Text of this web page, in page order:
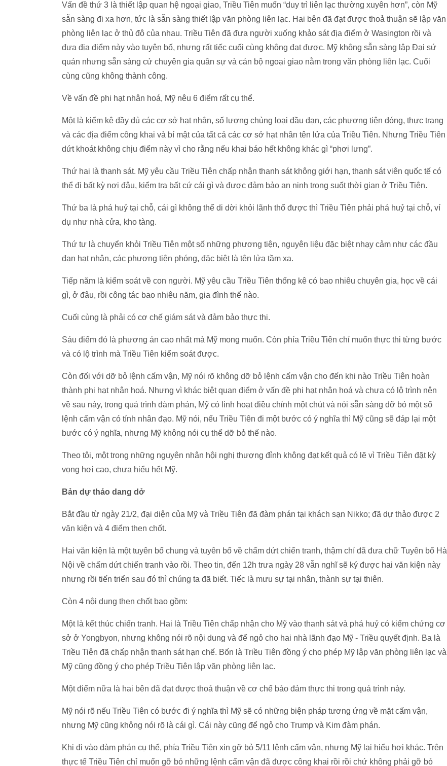
Vấn đề thứ 3 là thiết lập quan hệ ngoại giao, Triều Tiên muốn “duy trì liên lạc thường xuyên hơn”, còn Mỹ
sẵn sàng đi xa hơn, tức là sẵn sàng thiết lập văn phòng liên lạc. Hai bên đã đạt được thoả thuận sẽ lập văn
phòng liên lạc ở thủ đô của nhau. Triều Tiên đã đưa người xuống khảo sát địa điểm ở Wasington rồi và
đưa địa điểm này vào tuyên bố, nhưng rất tiếc cuối cùng không đạt được. Mỹ không sẵn sàng lập Đại sứ
quán nhưng sẵn sàng cử chuyên gia quân sự và cán bộ ngoại giao nằm trong văn phòng liên lạc. Cuối
cùng cũng không thành công.
Về vấn đề phi hạt nhân hoá, Mỹ nêu 6 điểm rất cụ thể.
Một là kiểm kê đầy đủ các cơ sở hạt nhân, số lượng chủng loại đầu đạn, các phương tiện đóng, thực trạng
và các địa điểm công khai và bí mật của tất cả các cơ sở hạt nhân tên lửa của Triều Tiên. Nhưng Triều Tiên
dứt khoát không chịu điểm này vì cho rằng nếu khai báo hết không khác gì “phơi lưng”.
Thứ hai là thanh sát. Mỹ yêu cầu Triều Tiên chấp nhận thanh sát không giới hạn, thanh sát viên quốc tế có
thể đi bất kỳ nơi đâu, kiểm tra bất cứ cái gì và được đảm bảo an ninh trong suốt thời gian ở Triều Tiên.
Thứ ba là phá huỷ tại chỗ, cái gì không thể di dời khỏi lãnh thổ được thì Triều Tiên phải phá huỷ tại chỗ, ví
dụ như nhà cửa, kho tàng.
Thứ tư là chuyển khỏi Triều Tiên một số những phương tiện, nguyên liệu đặc biệt nhạy cảm như các đầu
đạn hạt nhân, các phương tiện phóng, đặc biệt là tên lửa tầm xa.
Tiếp năm là kiểm soát về con người. Mỹ yêu cầu Triều Tiên thống kê có bao nhiêu chuyên gia, học về cái
gì, ở đâu, rồi công tác bao nhiêu năm, gia đình thế nào.
Cuối cùng là phải có cơ chế giám sát và đảm bảo thực thi.
Sáu điểm đó là phương án cao nhất mà Mỹ mong muốn. Còn phía Triều Tiên chỉ muốn thực thi từng bước
và có lộ trình mà Triều Tiên kiểm soát được.
Còn đối với dỡ bỏ lệnh cấm vận, Mỹ nói rõ không dỡ bỏ lệnh cấm vận cho đến khi nào Triều Tiên hoàn
thành phi hạt nhân hoá. Nhưng vì khác biệt quan điểm ở vấn đề phi hạt nhân hoá và chưa có lộ trình nên
về sau này, trong quá trình đàm phán, Mỹ có linh hoạt điều chỉnh một chút và nói sẵn sàng dỡ bỏ một số
lệnh cấm vận có tính nhân đạo. Mỹ nói, nếu Triều Tiên đi một bước có ý nghĩa thì Mỹ cũng sẽ đáp lại một
bước có ý nghĩa, nhưng Mỹ không nói cụ thể dỡ bỏ thế nào.
Theo tôi, một trong những nguyên nhân hội nghị thượng đỉnh không đạt kết quả có lẽ vì Triều Tiên đặt kỳ
vọng hơi cao, chưa hiểu hết Mỹ.
Bản dự thảo dang dở
Bắt đầu từ ngày 21/2, đại diện của Mỹ và Triều Tiên đã đàm phán tại khách sạn Nikko; đã dự thảo được 2
văn kiện và 4 điểm then chốt.
Hai văn kiện là một tuyên bố chung và tuyên bố về chấm dứt chiến tranh, thậm chí đã đưa chữ Tuyên bố Hà
Nội về chấm dứt chiến tranh vào rồi. Theo tin, đến 12h trưa ngày 28 vẫn nghĩ sẽ ký được hai văn kiện này
nhưng rồi tiến triển sau đó thì chúng ta đã biết. Tiếc là mưu sự tại nhân, thành sự tại thiên.
Còn 4 nội dung then chốt bao gồm:
Một là kết thúc chiến tranh. Hai là Triều Tiên chấp nhận cho Mỹ vào thanh sát và phá huỷ có kiểm chứng cơ
sở ở Yongbyon, nhưng không nói rõ nội dung và để ngỏ cho hai nhà lãnh đạo Mỹ - Triều quyết định. Ba là
Triều Tiên đã chấp nhận thanh sát hạn chế. Bốn là Triều Tiên đồng ý cho phép Mỹ lập văn phòng liên lạc và
Mỹ cũng đồng ý cho phép Triều Tiên lập văn phòng liên lạc.
Một điểm nữa là hai bên đã đạt được thoả thuận về cơ chế bảo đảm thực thi trong quá trình này.
Mỹ nói rõ nếu Triều Tiên có bước đi ý nghĩa thì Mỹ sẽ có những biện pháp tương ứng về mặt cấm vận,
nhưng Mỹ cũng không nói rõ là cái gì. Cái này cũng để ngỏ cho Trump và Kim đàm phán.
Khi đi vào đàm phán cụ thể, phía Triều Tiên xin gỡ bỏ 5/11 lệnh cấm vận, nhưng Mỹ lại hiểu hơi khác. Trên
thực tế Triều Tiên chỉ muốn gỡ bỏ những lệnh cấm vận đã được công khai rồi rồi chứ không phải gỡ bỏ